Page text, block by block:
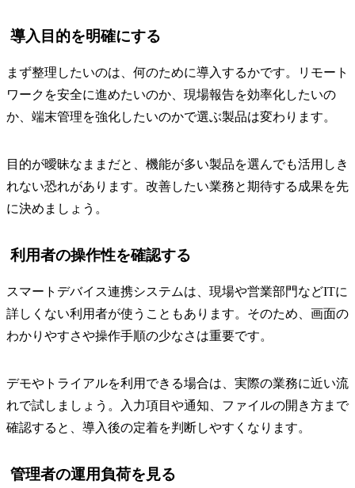
導入目的を明確にする
まず整理したいのは、何のために導入するかです。リモート
ワークを安全に進めたいのか、現場報告を効率化したいの
か、端末管理を強化したいのかで選ぶ製品は変わります。
目的が曖昧なままだと、機能が多い製品を選んでも活用しき
れない恐れがあります。改善したい業務と期待する成果を先
に決めましょう。
利用者の操作性を確認する
スマートデバイス連携システムは、現場や営業部門などITに
詳しくない利用者が使うこともあります。そのため、画面の
わかりやすさや操作手順の少なさは重要です。
デモやトライアルを利用できる場合は、実際の業務に近い流
れで試しましょう。入力項目や通知、ファイルの開き方まで
確認すると、導入後の定着を判断しやすくなります。
管理者の運用負荷を見る